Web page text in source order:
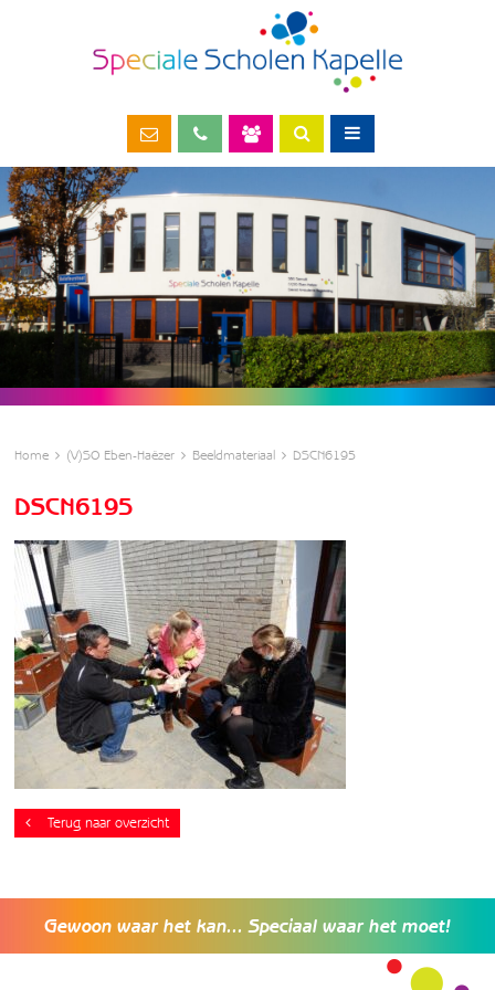
Home (V)SO Eben-Haëzer Beeldmateriaal DSCN6195
DSCN6195
Terug naar overzicht
Gewoon waar het kan... Speciaal waar het moet!